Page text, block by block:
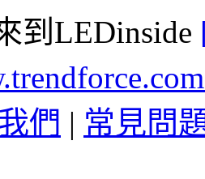
到LEDinside
們 | 常見問